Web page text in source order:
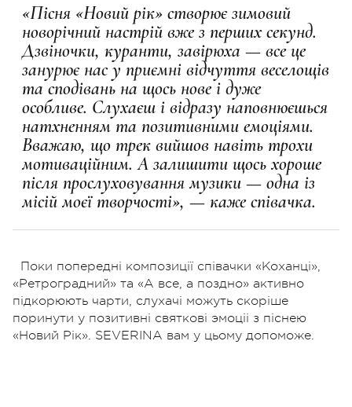
«Пісня «Новий рік» створює зимовий
новорічний настрій вже з перших секунд.
Дзвіночки, куранти, завірюха — все це
занурює нас у приємні відчуття веселощів
та сподівань на щось нове і дуже
особливе. Слухаєш і відразу наповнюєшься
натхненням та позитивними емоціями.
Вважаю, що трек вийшов навіть трохи
мотиваційним. А залишити щось хороше
після прослуховування музики — одна із
місій моєї творчості», — каже співачка.
Поки попередні композиції співачки «Коханці»,
«Ретроградний» та «А все, а поздно» активно
підкорюють чарти, слухачі можуть скоріше
поринути у позитивні святкові эмоціі з піснею
«Новий Рiк». SEVERINA вам у цьому допоможе.